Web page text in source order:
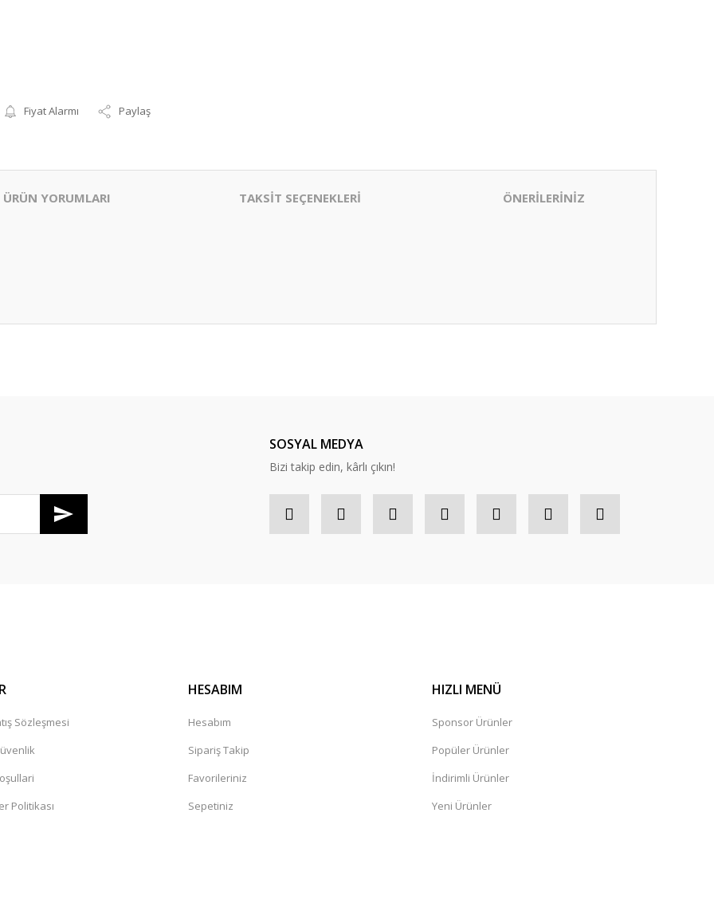
Fiyat Alarmı Paylaş
ÜRÜN YORUMLARI TAKSİT SEÇENEKLERİ ÖNERİLERİNİZ
SOSYAL MEDYA
Bizi takip edin, kârlı çıkın!
Sözleşmesi
Politikası
HESABIM
Hesabım
Sipariş Takip
Favorileriniz
Sepetiniz
HIZLI MENÜ
Sponsor Ürünler
Popüler Ürünler
İndirimli Ürünler
Yeni Ürünler